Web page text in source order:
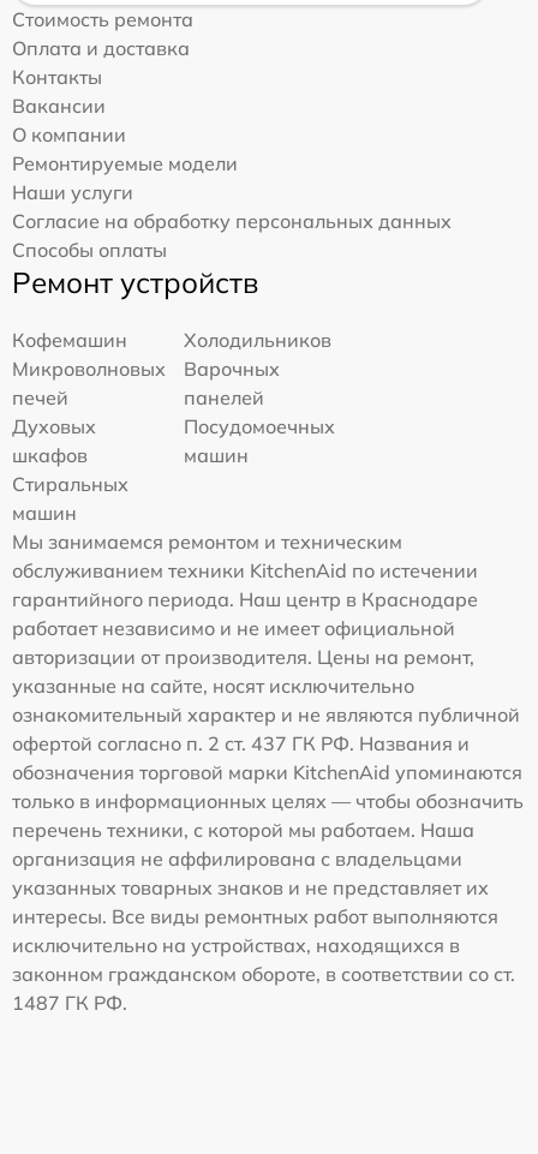
Стоимость ремонта
Оплата и доставка
Контакты
Вакансии
О компании
Ремонтируемые модели
Наши услуги
Согласие на обработку персональных данных
Способы оплаты
Ремонт устройств
Кофемашин
Холодильников
Микроволновых
печей
Варочных
панелей
Духовых
шкафов
Посудомоечных
машин
Стиральных
машин
Мы занимаемся ремонтом и техническим
обслуживанием техники KitchenAid по истечении
гарантийного периода. Наш центр в Краснодаре
работает независимо и не имеет официальной
авторизации от производителя. Цены на ремонт,
указанные на сайте, носят исключительно
ознакомительный характер и не являются публичной
офертой согласно п. 2 ст. 437 ГК РФ. Названия и
обозначения торговой марки KitchenAid упоминаются
только в информационных целях — чтобы обозначить
перечень техники, с которой мы работаем. Наша
организация не аффилирована с владельцами
указанных товарных знаков и не представляет их
интересы. Все виды ремонтных работ выполняются
исключительно на устройствах, находящихся в
законном гражданском обороте, в соответствии со ст.
1487 ГК РФ.